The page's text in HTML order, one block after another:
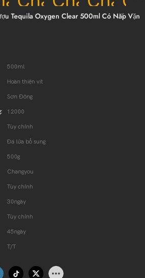
Tequila Oxygen Clear 500ml Có Nắp Vặn
500ml
Hoàn thiện vít
Sơn Đông
12000
Tùy chỉnh
Đá lửa bổ sung
500g
Changyou
Tùy chỉnh
30ngày
Tùy chỉnh
45ngày
T/T